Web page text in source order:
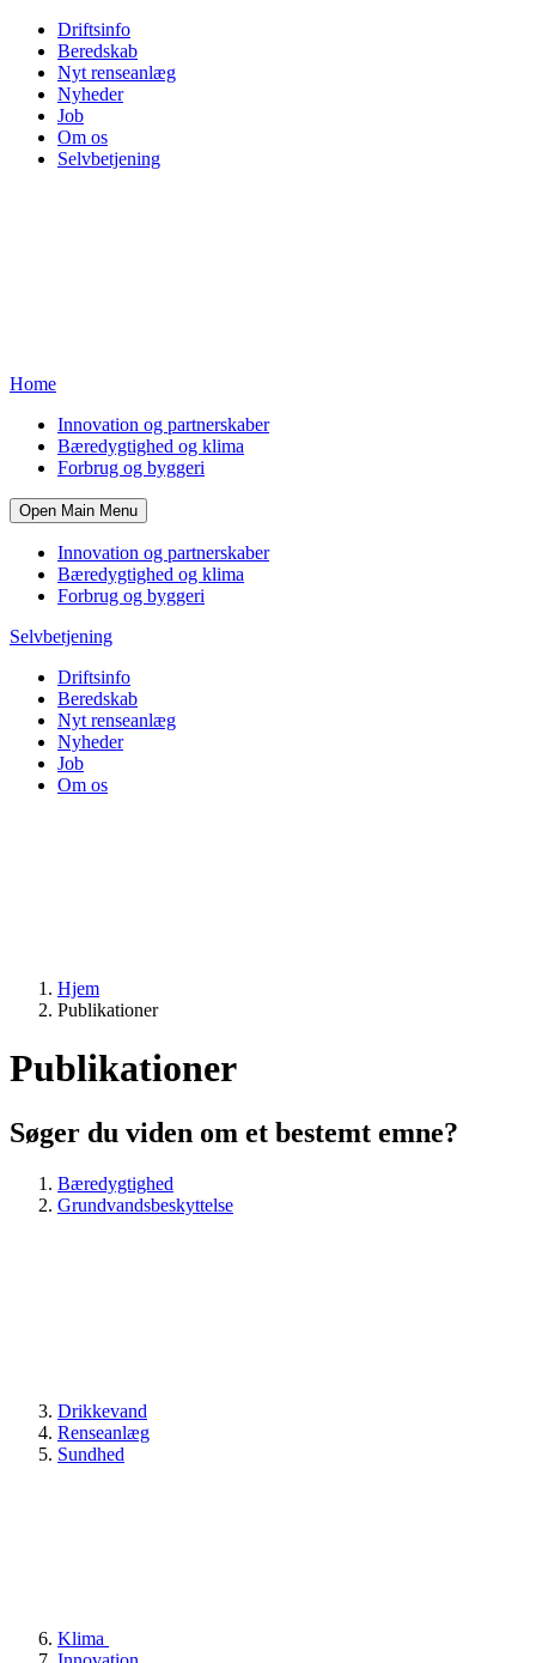
Driftsinfo
Beredskab
Nyt renseanlæg
Nyheder
Job
Om os
Selvbetjening
Home
Innovation og partnerskaber
Bæredygtighed og klima
Forbrug og byggeri
Open Main Menu
Innovation og partnerskaber
Bæredygtighed og klima
Forbrug og byggeri
Selvbetjening
Driftsinfo
Beredskab
Nyt renseanlæg
Nyheder
Job
Om os
Hjem
Publikationer
Publikationer
Søger du viden om et bestemt emne?
Bæredygtighed
Grundvandsbeskyttelse
Drikkevand
Renseanlæg
Sundhed
Klima